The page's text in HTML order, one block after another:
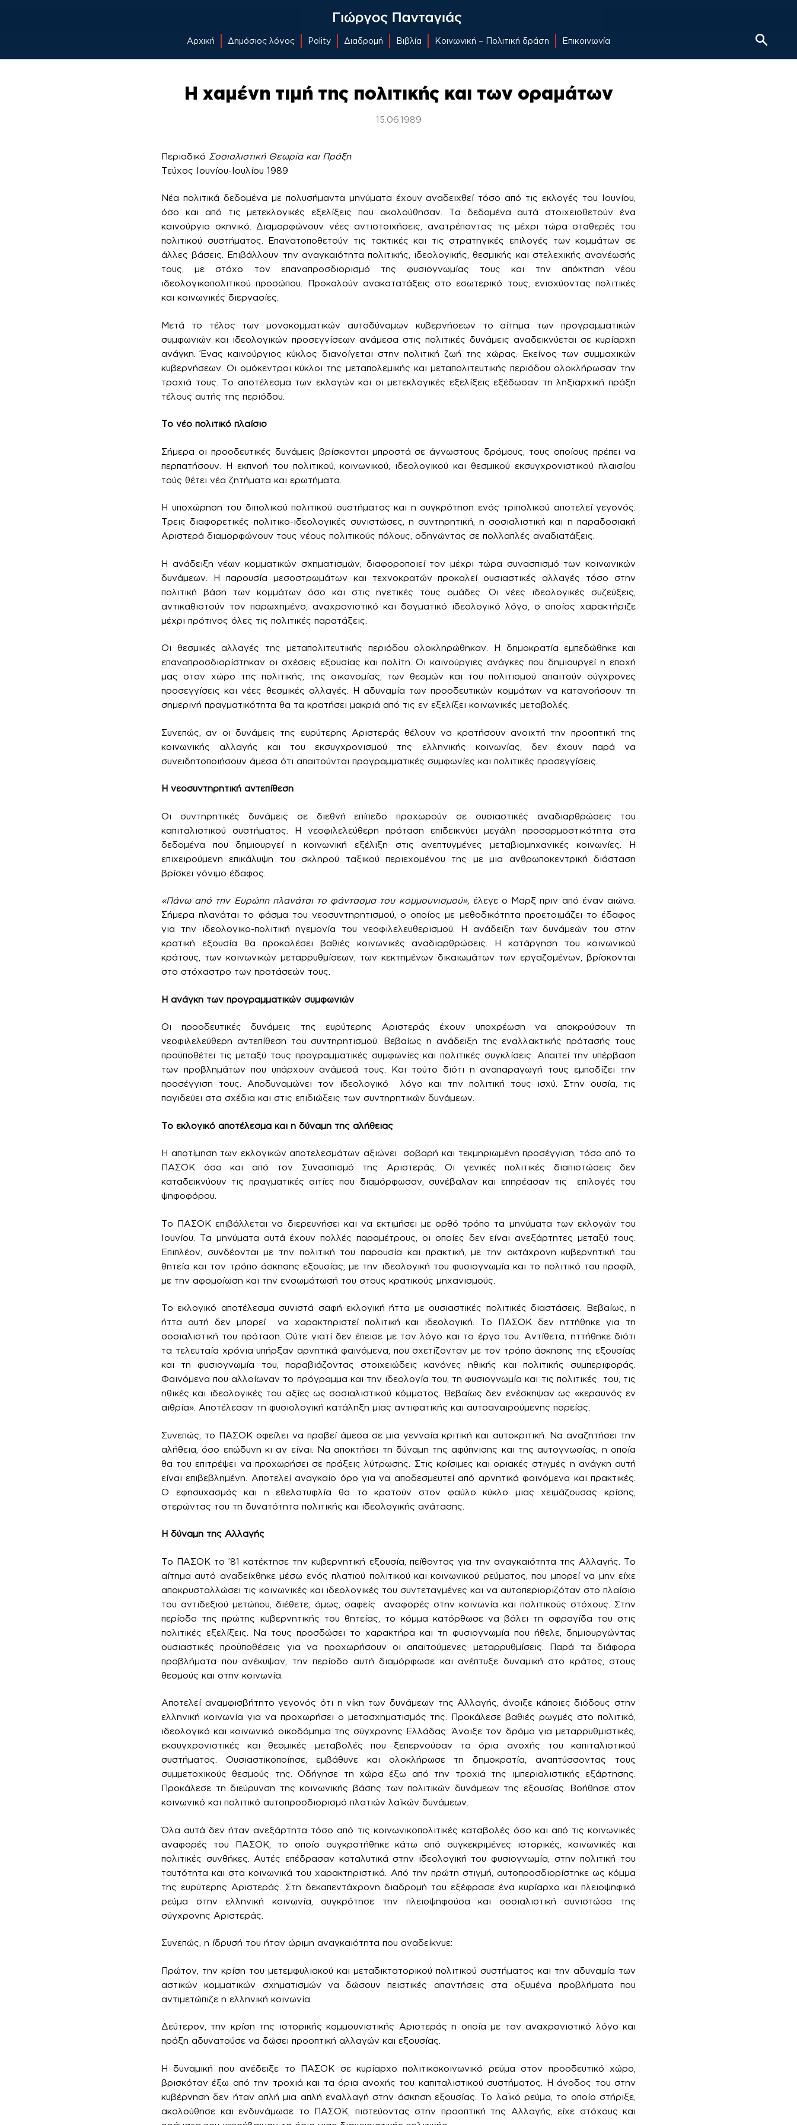
Αρχική Δημόσιος λόγος Polity Διαδρομή Βιβλία Κοινωνική – Πολιτική δράση Επικοινωνία
Η χαμένη τιμή της πολιτικής και των οραμάτων
15.06.1989
Περιοδικό Σοσιαλιστική Θεωρία και Πράξη
Τεύχος Ιουνίου-Ιουλίου 1989
Νέα πολιτικά δεδομένα με πολυσήμαντα μηνύματα έχουν αναδειχθεί τόσο από τις εκλογές του Ιουνίου,
όσο και από τις μετεκλογικές εξελίξεις που ακολούθησαν. Τα δεδομένα αυτά στοιχειοθετούν ένα
καινούργιο σκηνικό. Διαμορφώνουν νέες αντιστοιχήσεις, ανατρέποντας τις μέχρι τώρα σταθερές του
πολιτικού συστήματος. Επανατοποθετούν τις τακτικές και τις στρατηγικές επιλογές των κομμάτων σε
άλλες βάσεις. Επιβάλλουν την αναγκαιότητα πολιτικής, ιδεολογικής, θεσμικής και στελεχικής ανανέωσής
τους, με στόχο τον επαναπροσδιορισμό της φυσιογνωμίας τους και την απόκτηση νέου
ιδεολογικοπολιτικού προσώπου. Προκαλούν ανακατατάξεις στο εσωτερικό τους, ενισχύοντας πολιτικές
και κοινωνικές διεργασίες.
Μετά το τέλος των μονοκομματικών αυτοδύναμων κυβερνήσεων το αίτημα των προγραμματικών
συμφωνιών και ιδεολογικών προσεγγίσεων ανάμεσα στις πολιτικές δυνάμεις αναδεικνύεται σε κυρίαρχη
ανάγκη. Ένας καινούργιος κύκλος διανοίγεται στην πολιτική ζωή της χώρας. Εκείνος των συμμαχικών
κυβερνήσεων. Οι ομόκεντροι κύκλοι της μεταπολεμικής και μεταπολιτευτικής περιόδου ολοκλήρωσαν την
τροχιά τους. Το αποτέλεσμα των εκλογών και οι μετεκλογικές εξελίξεις εξέδωσαν τη ληξιαρχική πράξη
τέλους αυτής της περιόδου.
Το νέο πολιτικό πλαίσιο
Σήμερα οι προοδευτικές δυνάμεις βρίσκονται μπροστά σε άγνωστους δρόμους, τους οποίους πρέπει να
περπατήσουν. Η εκπνοή του πολιτικού, κοινωνικού, ιδεολογικού και θεσμικού εκσυγχρονιστικού πλαισίου
τούς θέτει νέα ζητήματα και ερωτήματα.
Η υποχώρηση του διπολικού πολιτικού συστήματος και η συγκρότηση ενός τριπολικού αποτελεί γεγονός.
Τρεις διαφορετικές πολιτικο-ιδεολογικές συνιστώσες, η συντηρητική, η σοσιαλιστική και η παραδοσιακή
Αριστερά διαμορφώνουν τους νέους πολιτικούς πόλους, οδηγώντας σε πολλαπλές αναδιατάξεις.
Η ανάδειξη νέων κομματικών σχηματισμών, διαφοροποιεί τον μέχρι τώρα συνασπισμό των κοινωνικών
δυνάμεων. Η παρουσία μεσοστρωμάτων και τεχνοκρατών προκαλεί ουσιαστικές αλλαγές τόσο στην
πολιτική βάση των κομμάτων όσο και στις ηγετικές τους ομάδες. Οι νέες ιδεολογικές συζεύξεις,
αντικαθιστούν τον παρωχημένο, αναχρονιστικό και δογματικό ιδεολογικό λόγο, ο οποίος χαρακτήριζε
μέχρι πρότινος όλες τις πολιτικές παρατάξεις.
Οι θεσμικές αλλαγές της μεταπολιτευτικής περιόδου ολοκληρώθηκαν. Η δημοκρατία εμπεδώθηκε και
επαναπροσδιορίστηκαν οι σχέσεις εξουσίας και πολίτη. Οι καινούργιες ανάγκες που δημιουργεί η εποχή
μας στον χώρο της πολιτικής, της οικονομίας, των θεσμών και του πολιτισμού απαιτούν σύγχρονες
προσεγγίσεις και νέες θεσμικές αλλαγές. Η αδυναμία των προοδευτικών κομμάτων να κατανοήσουν τη
σημερινή πραγματικότητα θα τα κρατήσει μακριά από τις εν εξελίξει κοινωνικές μεταβολές.
Συνεπώς, αν οι δυνάμεις της ευρύτερης Αριστεράς θέλουν να κρατήσουν ανοιχτή την προοπτική της
κοινωνικής αλλαγής και του εκσυγχρονισμού της ελληνικής κοινωνίας, δεν έχουν παρά να
συνειδητοποιήσουν άμεσα ότι απαιτούνται προγραμματικές συμφωνίες και πολιτικές προσεγγίσεις.
Η νεοσυντηρητική αντεπίθεση
Οι συντηρητικές δυνάμεις σε διεθνή επίπεδο προχωρούν σε ουσιαστικές αναδιαρθρώσεις του
καπιταλιστικού συστήματος. Η νεοφιλελεύθερη πρόταση επιδεικνύει μεγάλη προσαρμοστικότητα στα
δεδομένα που δημιουργεί η κοινωνική εξέλιξη στις ανεπτυγμένες μεταβιομηχανικές κοινωνίες. Η
επιχειρούμενη επικάλυψη του σκληρού ταξικού περιεχομένου της με μια ανθρωποκεντρική διάσταση
βρίσκει γόνιμο έδαφος.
«Πάνω από την Ευρώπη πλανάται το φάντασμα του κομμουνισμού», έλεγε ο Μαρξ πριν από έναν αιώνα.
Σήμερα πλανάται το φάσμα του νεοσυντηρητισμού, ο οποίος με μεθοδικότητα προετοιμάζει το έδαφος
για την ιδεολογικο-πολιτική ηγεμονία του νεοφιλελευθερισμού. Η ανάδειξη των δυνάμεών του στην
κρατική εξουσία θα προκαλέσει βαθιές κοινωνικές αναδιαρθρώσεις. Η κατάργηση του κοινωνικού
κράτους, των κοινωνικών μεταρρυθμίσεων, των κεκτημένων δικαιωμάτων των εργαζομένων, βρίσκονται
στο στόχαστρο των προτάσεών τους.
Η ανάγκη των προγραμματικών συμφωνιών
Οι προοδευτικές δυνάμεις της ευρύτερης Αριστεράς έχουν υποχρέωση να αποκρούσουν τη
νεοφιλελεύθερη αντεπίθεση του συντηρητισμού. Βεβαίως η ανάδειξη της εναλλακτικής πρότασής τους
προϋποθέτει τις μεταξύ τους προγραμματικές συμφωνίες και πολιτικές συγκλίσεις. Απαιτεί την υπέρβαση
των προβλημάτων που υπάρχουν ανάμεσά τους. Και τούτο διότι η αναπαραγωγή τους εμποδίζει την
προσέγγιση τους. Αποδυναμώνει τον ιδεολογικό λόγο και την πολιτική τους ισχύ. Στην ουσία, τις
παγιδεύει στα σχέδια και στις επιδιώξεις των συντηρητικών δυνάμεων.
Το εκλογικό αποτέλεσμα και η δύναμη της αλήθειας
Η αποτίμηση των εκλογικών αποτελεσμάτων αξιώνει σοβαρή και τεκμηριωμένη προσέγγιση, τόσο από το
ΠΑΣΟΚ όσο και από τον Συνασπισμό της Αριστεράς. Οι γενικές πολιτικές διαπιστώσεις δεν
καταδεικνύουν τις πραγματικές αιτίες που διαμόρφωσαν, συνέβαλαν και επηρέασαν τις επιλογές του
ψηφοφόρου.
Το ΠΑΣΟΚ επιβάλλεται να διερευνήσει και να εκτιμήσει με ορθό τρόπο τα μηνύματα των εκλογών του
Ιουνίου. Τα μηνύματα αυτά έχουν πολλές παραμέτρους, οι οποίες δεν είναι ανεξάρτητες μεταξύ τους.
Επιπλέον, συνδέονται με την πολιτική του παρουσία και πρακτική, με την οκτάχρονη κυβερνητική του
θητεία και τον τρόπο άσκησης εξουσίας, με την ιδεολογική του φυσιογνωμία και το πολιτικό του προφίλ,
με την αφομοίωση και την ενσωμάτωσή του στους κρατικούς μηχανισμούς.
Το εκλογικό αποτέλεσμα συνιστά σαφή εκλογική ήττα με ουσιαστικές πολιτικές διαστάσεις. Βεβαίως, η
ήττα αυτή δεν μπορεί να χαρακτηριστεί πολιτική και ιδεολογική. Το ΠΑΣΟΚ δεν ηττήθηκε για τη
σοσιαλιστική του πρόταση. Ούτε γιατί δεν έπεισε με τον λόγο και το έργο του. Αντίθετα, ηττήθηκε διότι
τα τελευταία χρόνια υπήρξαν αρνητικά φαινόμενα, που σχετίζονταν με τον τρόπο άσκησης της εξουσίας
και τη φυσιογνωμία του, παραβιάζοντας στοιχειώδεις κανόνες ηθικής και πολιτικής συμπεριφοράς.
Φαινόμενα που αλλοίωναν το πρόγραμμα και την ιδεολογία του, τη φυσιογνωμία και τις πολιτικές του, τις
ηθικές και ιδεολογικές του αξίες ως σοσιαλιστικού κόμματος. Βεβαίως δεν ενέσκηψαν ως «κεραυνός εν
αιθρία». Αποτέλεσαν τη φυσιολογική κατάληξη μιας αντιφατικής και αυτοαναιρούμενης πορείας.
Συνεπώς, το ΠΑΣΟΚ οφείλει να προβεί άμεσα σε μια γενναία κριτική και αυτοκριτική. Να αναζητήσει την
αλήθεια, όσο επώδυνη κι αν είναι. Να αποκτήσει τη δύναμη της αφύπνισης και της αυτογνωσίας, η οποία
θα του επιτρέψει να προχωρήσει σε πράξεις λύτρωσης. Στις κρίσιμες και οριακές στιγμές η ανάγκη αυτή
είναι επιβεβλημένη. Αποτελεί αναγκαίο όρο για να αποδεσμευτεί από αρνητικά φαινόμενα και πρακτικές.
Ο εφησυχασμός και η εθελοτυφλία θα το κρατούν στον φαύλο κύκλο μιας χειμάζουσας κρίσης,
στερώντας του τη δυνατότητα πολιτικής και ιδεολογικής ανάτασης.
Η δύναμη της Αλλαγής
Το ΠΑΣΟΚ το ’81 κατέκτησε την κυβερνητική εξουσία, πείθοντας για την αναγκαιότητα της Αλλαγής. Το
αίτημα αυτό αναδείχθηκε μέσω ενός πλατιού πολιτικού και κοινωνικού ρεύματος, που μπορεί να μην είχε
αποκρυσταλλώσει τις κοινωνικές και ιδεολογικές του συντεταγμένες και να αυτοπεριοριζόταν στο πλαίσιο
του αντιδεξιού μετώπου, διέθετε, όμως, σαφείς αναφορές στην κοινωνία και πολιτικούς στόχους. Στην
περίοδο της πρώτης κυβερνητικής του θητείας, το κόμμα κατόρθωσε να βάλει τη σφραγίδα του στις
πολιτικές εξελίξεις. Να τους προσδώσει το χαρακτήρα και τη φυσιογνωμία που ήθελε, δημιουργώντας
ουσιαστικές προϋποθέσεις για να προχωρήσουν οι απαιτούμενες μεταρρυθμίσεις. Παρά τα διάφορα
προβλήματα που ανέκυψαν, την περίοδο αυτή διαμόρφωσε και ανέπτυξε δυναμική στο κράτος, στους
θεσμούς και στην κοινωνία.
Αποτελεί αναμφισβήτητο γεγονός ότι η νίκη των δυνάμεων της Αλλαγής, άνοιξε κάποιες διόδους στην
ελληνική κοινωνία για να προχωρήσει ο μετασχηματισμός της. Προκάλεσε βαθιές ρωγμές στο πολιτικό,
ιδεολογικό και κοινωνικό οικοδόμημα της σύγχρονης Ελλάδας. Άνοιξε τον δρόμο για μεταρρυθμιστικές,
εκσυγχρονιστικές και θεσμικές μεταβολές που ξεπερνούσαν τα όρια ανοχής του καπιταλιστικού
συστήματος. Ουσιαστικοποίησε, εμβάθυνε και ολοκλήρωσε τη δημοκρατία, αναπτύσσοντας τους
συμμετοχικούς θεσμούς της. Οδήγησε τη χώρα έξω από την τροχιά της ιμπεριαλιστικής εξάρτησης.
Προκάλεσε τη διεύρυνση της κοινωνικής βάσης των πολιτικών δυνάμεων της εξουσίας. Βοήθησε στον
κοινωνικό και πολιτικό αυτοπροσδιορισμό πλατιών λαϊκών δυνάμεων.
Όλα αυτά δεν ήταν ανεξάρτητα τόσο από τις κοινωνικοπολιτικές καταβολές όσο και από τις κοινωνικές
αναφορές του ΠΑΣΟΚ, το οποίο συγκροτήθηκε κάτω από συγκεκριμένες ιστορικές, κοινωνικές και
πολιτικές συνθήκες. Αυτές επέδρασαν καταλυτικά στην ιδεολογική του φυσιογνωμία, στην πολιτική του
ταυτότητα και στα κοινωνικά του χαρακτηριστικά. Από την πρώτη στιγμή, αυτοπροσδιορίστηκε ως κόμμα
της ευρύτερης Αριστεράς. Στη δεκαπεντάχρονη διαδρομή του εξέφρασε ένα κυρίαρχο και πλειοψηφικό
ρεύμα στην ελληνική κοινωνία, συγκρότησε την πλειοψηφούσα και σοσιαλιστική συνιστώσα της
σύγχρονης Αριστεράς.
Συνεπώς, η ίδρυσή του ήταν ώριμη αναγκαιότητα που αναδείκνυε:
Πρώτον, την κρίση του μετεμφυλιακού και μεταδικτατορικού πολιτικού συστήματος και την αδυναμία των
αστικών κομματικών σχηματισμών να δώσουν πειστικές απαντήσεις στα οξυμένα προβλήματα που
αντιμετώπιζε η ελληνική κοινωνία.
Δεύτερον, την κρίση της ιστορικής κομμουνιστικής Αριστεράς η οποία με τον αναχρονιστικό λόγο και
πράξη αδυνατούσε να δώσει προοπτική αλλαγών και εξουσίας.
Η δυναμική που ανέδειξε το ΠΑΣΟΚ σε κυρίαρχο πολιτικοκοινωνικό ρεύμα στον προοδευτικό χώρο,
βρισκόταν έξω από την τροχιά και τα όρια ανοχής του καπιταλιστικού συστήματος. Η άνοδος του στην
κυβέρνηση δεν ήταν απλή μια απλή εναλλαγή στην άσκηση εξουσίας. Το λαϊκό ρεύμα, το οποίο στήριξε,
ακολούθησε και ενδυνάμωσε το ΠΑΣΟΚ, πιστεύοντας στην προοπτική της Αλλαγής, είχε στόχους και